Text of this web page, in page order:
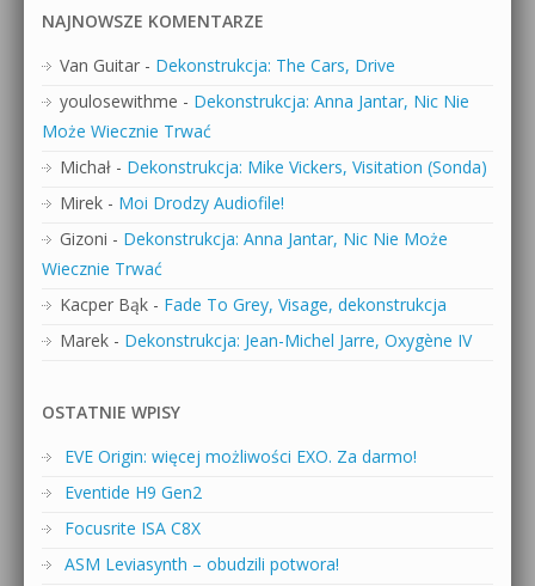
NAJNOWSZE KOMENTARZE
Van Guitar - Dekonstrukcja: The Cars, Drive
youlosewithme - Dekonstrukcja: Anna Jantar, Nic Nie
Może Wiecznie Trwać
Michał - Dekonstrukcja: Mike Vickers, Visitation (Sonda)
Mirek - Moi Drodzy Audiofile!
Gizoni - Dekonstrukcja: Anna Jantar, Nic Nie Może
Wiecznie Trwać
Kacper Bąk - Fade To Grey, Visage, dekonstrukcja
Marek - Dekonstrukcja: Jean-Michel Jarre, Oxygène IV
OSTATNIE WPISY
EVE Origin: więcej możliwości EXO. Za darmo!
Eventide H9 Gen2
Focusrite ISA C8X
ASM Leviasynth – obudzili potwora!